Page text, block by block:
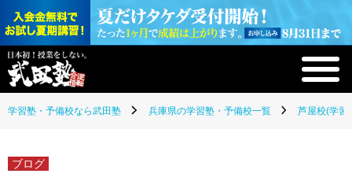
学習塾・予備校なら武田塾 兵庫県の学習塾・予備校一覧 芦屋校(学習
ブログ